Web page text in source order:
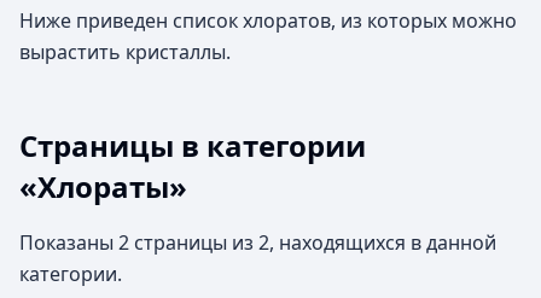
Ниже приведен список хлоратов, из которых можно
вырастить кристаллы.
Страницы в категории
«Хлораты»
Показаны 2 страницы из 2, находящихся в данной
категории.